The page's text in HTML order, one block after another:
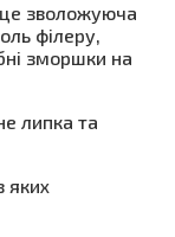
зволожуюча
філеру,
зморшки на
липка та
яких